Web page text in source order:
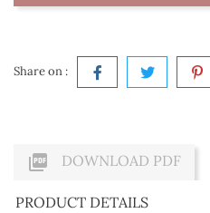
Share on :
 DOWNLOAD PDF
PRODUCT DETAILS